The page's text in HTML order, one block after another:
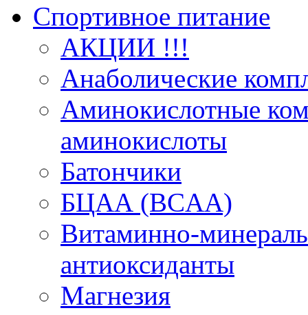
Спортивное питание
АКЦИИ !!!
Анаболические
Аминокислотные
аминокислоты
Батончики
БЦАА (BCAA)
Витаминно-
антиоксиданты
Магнезия